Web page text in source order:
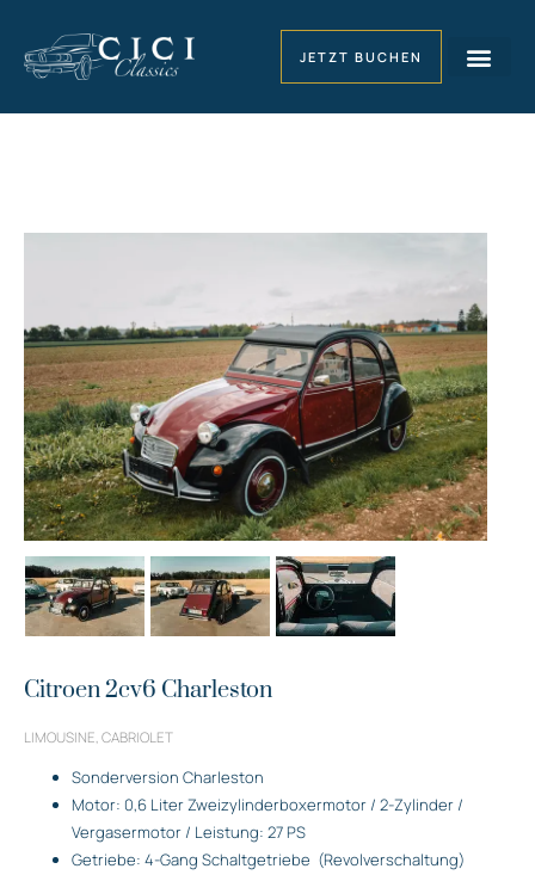
JETZT BUCHEN
Citroen 2cv6 Charleston
LIMOUSINE, CABRIOLET
Sonderversion Charleston
Motor: 0,6 Liter Zweizylinderboxermotor / 2-Zylinder /
Vergasermotor / Leistung: 27 PS
Getriebe: 4-Gang Schaltgetriebe (Revolverschaltung)